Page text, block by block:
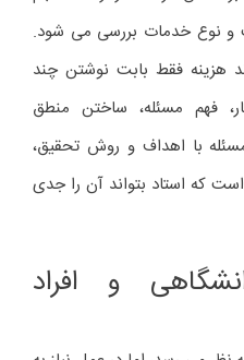
نوع خدمات بررسی می شود.
هزینه فقط بابت نوشتن چند
فهم مسئله، ساختن منطق
با اهداف و روش تحقیق،
که استاد بتواند آن را جدی
و افراد